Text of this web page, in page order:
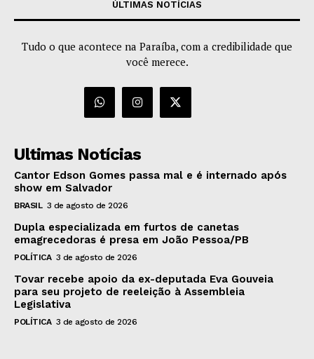
ÚLTIMAS NOTÍCIAS
Tudo o que acontece na Paraíba, com a credibilidade que
você merece.
Ultimas Notícias
Cantor Edson Gomes passa mal e é internado após
show em Salvador
BRASIL 3 de agosto de 2026
Dupla especializada em furtos de canetas
emagrecedoras é presa em João Pessoa/PB
POLÍTICA 3 de agosto de 2026
Tovar recebe apoio da ex-deputada Eva Gouveia
para seu projeto de reeleição à Assembleia
Legislativa
POLÍTICA 3 de agosto de 2026